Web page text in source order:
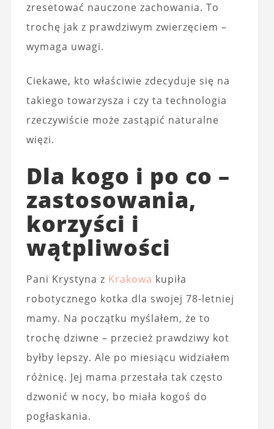
zresetować nauczone zachowania. To
trochę jak z prawdziwym zwierzęciem –
wymaga uwagi.
Ciekawe, kto właściwie zdecyduje się na
takiego towarzysza i czy ta technologia
rzeczywiście może zastąpić naturalne
więzi.
Dla kogo i po co –
zastosowania,
korzyści i
wątpliwości
Pani Krystyna z Krakowa kupiła
robotycznego kotka dla swojej 78-letniej
mamy. Na początku myślałem, że to
trochę dziwne – przecież prawdziwy kot
byłby lepszy. Ale po miesiącu widziałem
różnicę. Jej mama przestała tak często
dzwonić w nocy, bo miała kogoś do
pogłaskania.